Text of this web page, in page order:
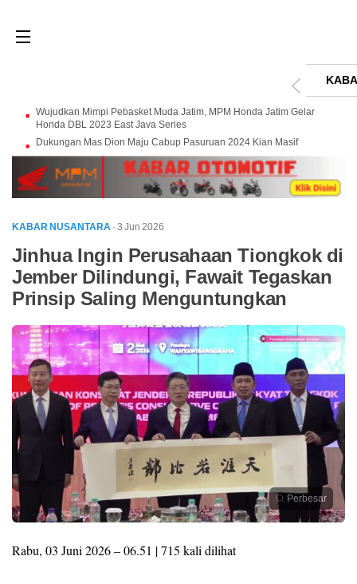
Wujudkan Mimpi Pebasket Muda Jatim, MPM Honda Jatim Gelar
Honda DBL 2023 East Java Series
Dukungan Mas Dion Maju Cabup Pasuruan 2024 Kian Masif
KABAR NUSANTARA · 3 Jun 2026
Jinhua Ingin Perusahaan Tiongkok di
Jember Dilindungi, Fawait Tegaskan
Prinsip Saling Menguntungkan
Perbesar
Rabu, 03 Juni 2026 – 06.51 | 715 kali dilihat